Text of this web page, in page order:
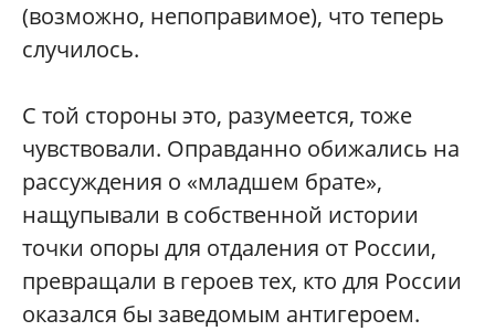
(возможно, непоправимое), что теперь
случилось.
С той стороны это, разумеется, тоже
чувствовали. Оправданно обижались на
рассуждения о «младшем брате»,
нащупывали в собственной истории
точки опоры для отдаления от России,
превращали в героев тех, кто для России
оказался бы заведомым антигероем.